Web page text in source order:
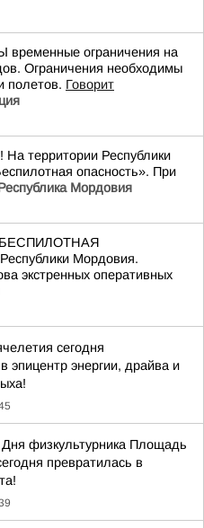
ограничения на
Ограничения необходимы
полетов. Говорит
территории Республики
опасность». При
Мордовия
Мордовия.
экстренных оперативных
сегодня
эпицентр энергии, драйва и
физкультурника Площадь
превратилась в